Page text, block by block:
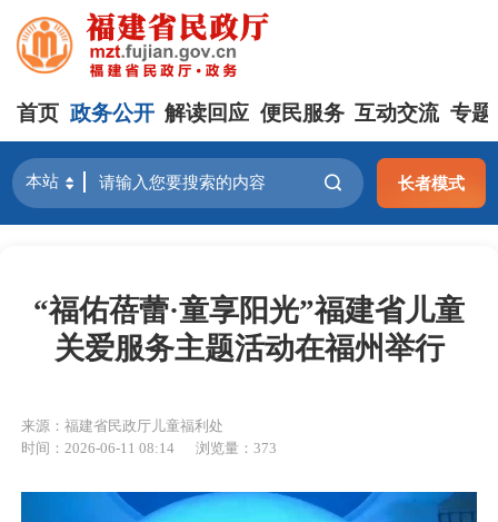
首页 政务公开 解读回应 便民服务 互动交流 专题
长者模式
“福佑蓓蕾·童享阳光”福建省儿童
关爱服务主题活动在福州举行
来源：福建省民政厅儿童福利处
时间：2026-06-11 08:14
浏览量：373